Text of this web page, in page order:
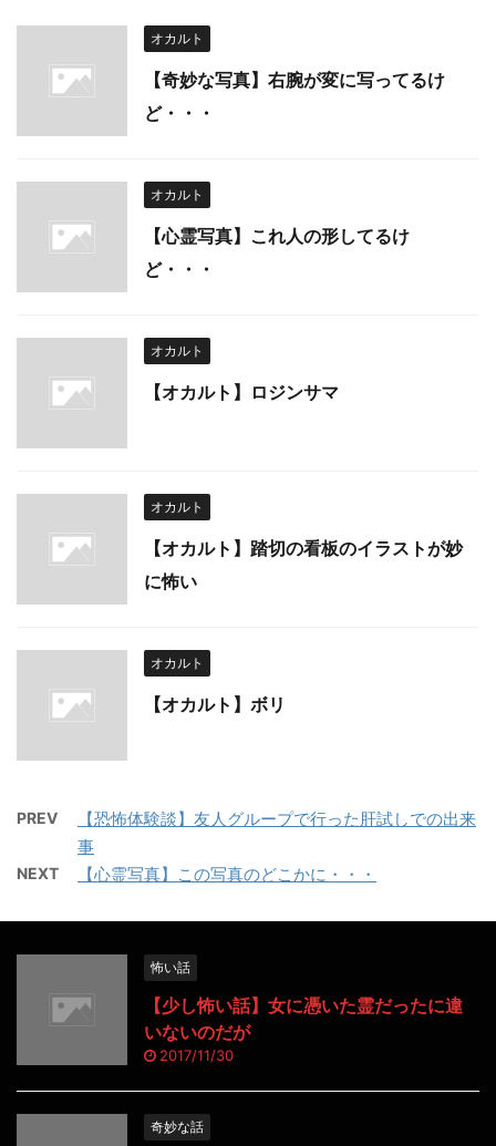
オカルト
【奇妙な写真】右腕が変に写ってるけ
ど・・・
オカルト
【心霊写真】これ人の形してるけ
ど・・・
オカルト
【オカルト】ロジンサマ
オカルト
【オカルト】踏切の看板のイラストが妙
に怖い
オカルト
【オカルト】ボリ
PREV
【恐怖体験談】友人グループで行った肝試しでの出来
事
NEXT 【心霊写真】この写真のどこかに・・・
怖い話
【少し怖い話】女に憑いた霊だったに違
いないのだが
2017/11/30
奇妙な話